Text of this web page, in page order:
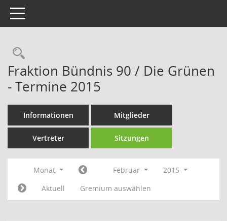
Toggle navigation
Rechercheauswahl
Fraktion Bündnis 90 / Die Grünen
- Termine 2015
Informationen Mitglieder
Vertreter Sitzungen
Monat Februar
2015
Aktuell
Gremium auswählen